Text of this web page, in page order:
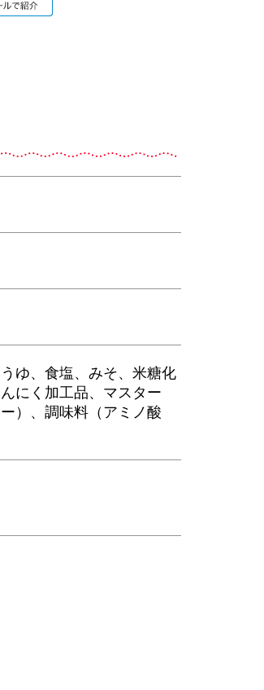
ゆ、食塩、みそ、米糖化
にく加工品、マスター
）、調味料（アミノ酸